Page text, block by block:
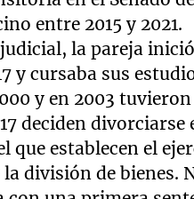
entre 2015 y 2021.
la pareja
y cursaba sus
y en 2003
deciden
que establecen el
división de bienes.